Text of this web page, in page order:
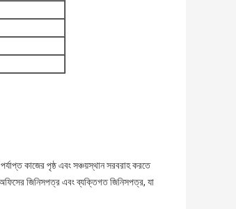
কাজের পৃষ্ঠ এবং সঞ্চয়স্থান সরবরাহ করতে
জিনিসপত্র এবং ব্যক্তিগত জিনিসপত্র, যা